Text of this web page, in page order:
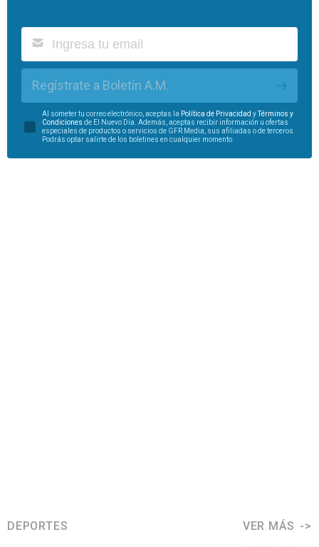
Regístrate a Boletín A.M.
Al someter tu correo electrónico, aceptas la Política de Privacidad yTérminos y
Condiciones de El Nuevo Día. Además, aceptas recibir información u ofertas
especiales de productos o servicios de GFR Media, sus afiliadas o de terceros.
Podrás optar salirte de los boletines en cualquier momento.
DEPORTES VER MÁS